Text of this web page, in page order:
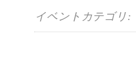
イベントカテゴリ: